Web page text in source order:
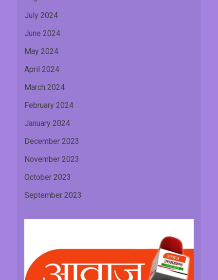
July 2024
June 2024
May 2024
April 2024
March 2024
February 2024
January 2024
December 2023
November 2023
October 2023
September 2023